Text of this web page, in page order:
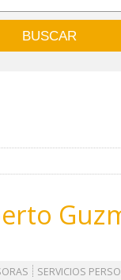
SERVICIOS